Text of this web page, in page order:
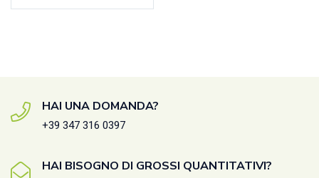
HAI UNA DOMANDA?
+39 347 316 0397
HAI BISOGNO DI GROSSI QUANTITATIVI?